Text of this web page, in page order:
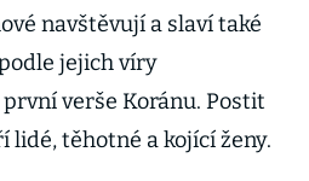
navštěvují a slaví také
jejich víry
verše Koránu. Postit
lidé, těhotné a kojící ženy.